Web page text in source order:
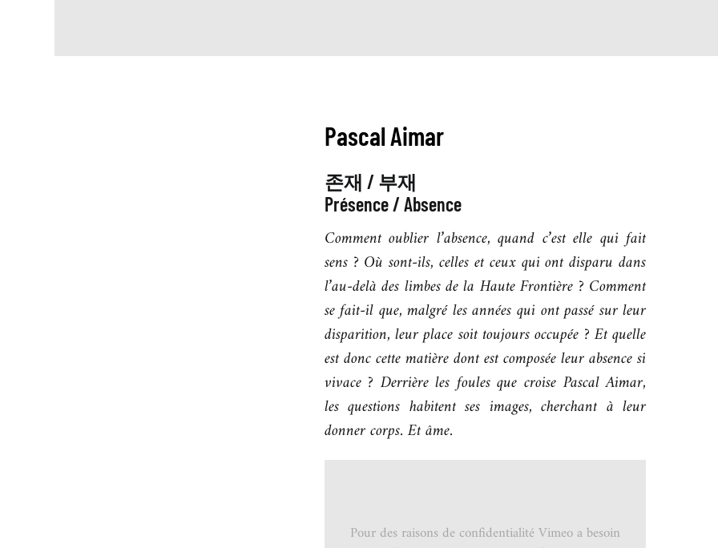
Pascal Aimar
존재 / 부재
Présence / Absence
Comment oublier l’absence, quand c’est elle qui fait
sens ? Où sont-ils, celles et ceux qui ont disparu dans
l’au-delà des limbes de la Haute Frontière ? Comment
se fait-il que, malgré les années qui ont passé sur leur
disparition, leur place soit toujours occupée ? Et quelle
est donc cette matière dont est composée leur absence si
vivace ? Derrière les foules que croise Pascal Aimar,
les questions habitent ses images, cherchant à leur
donner corps. Et âme.
Pour des raisons de confidentialité Vimeo a besoin